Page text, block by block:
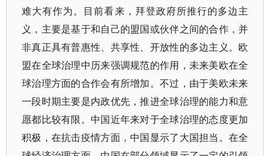
难大有作为。目前看来，拜登政府所推行的多边主
义，主要是基于和自己的盟国或伙伴之间的合作，并
非真正具有普惠性、共享性、开放性的多边主义。欧
盟在全球治理中历来强调规范的作用，未来美欧在全
球治理方面的合作会有所增加。不过，由于美欧未来
一段时期主要是内政优先，推进全球治理的能力和意
愿都比较有限。中国近年来对于全球治理的态度更加
积极，在抗击疫情方面，中国显示了大国担当。在全